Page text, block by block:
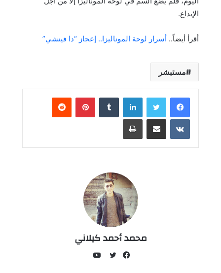
الإبداع.
أقرأ أيضاً.. أسرار لوحة الموناليزا.. إعجاز “دا فينشي”
مستبشر
لينكدإن بينتيريست
مشاركة عبر البريد طباعة
محمد أحمد كيلاني